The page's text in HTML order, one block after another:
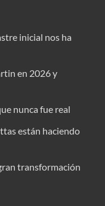
inicial nos ha
en 2026 y
nunca fue real
están haciendo
transformación